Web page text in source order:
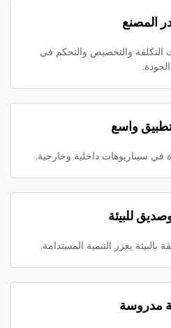
المصنع
والتخصيص والتحكم في
الجودة.
واسع
في سيناريوهات داخلية وخارجية.
للبيئة
بالبيئة يعزز التنمية المستدامة.
مدروسة